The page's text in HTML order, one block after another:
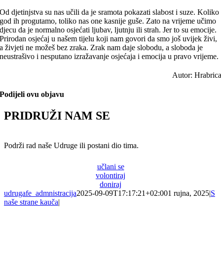
Od djetinjstva su nas učili da je sramota pokazati slabost i suze. Koliko
god ih progutamo, toliko nas one kasnije guše. Zato na vrijeme učimo
djecu da je normalno osjećati ljubav, ljutnju ili strah. Jer to su emocije.
Prirodan osjećaj u našem tijelu koji nam govori da smo još uvijek živi,
a živjeti ne možeš bez zraka. Zrak nam daje slobodu, a sloboda je
neustrašivo i nesputano izražavanje osjećaja i emocija u pravo vrijeme.
Autor: Hrabrica
Podijeli ovu objavu
PRIDRUŽI NAM SE
Podrži rad naše Udruge ili postani dio tima.
učlani se
volontiraj
doniraj
udrugafe_admnistracija2025-09-09T17:17:21+02:001 rujna, 2025|S
naše strane kauča|